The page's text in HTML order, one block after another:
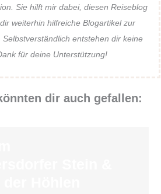
Sie hilft mir dabei, diesen Reiseblog
weiterhin hilfreiche Blogartikel zur
Selbstverständlich entstehen dir keine
für deine Unterstützung!
dir auch gefallen: